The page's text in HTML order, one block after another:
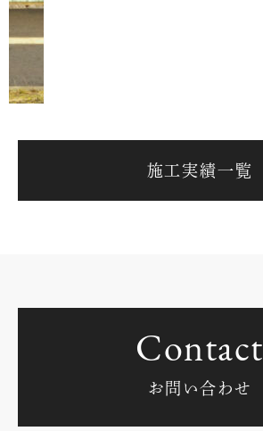
施工実績一覧
Contact
お問い合わせ